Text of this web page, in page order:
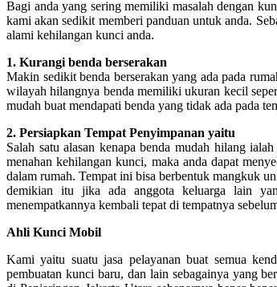
Bagi anda yang sering memiliki masalah dengan
kami akan sedikit memberi panduan untuk anda.
alami kehilangan kunci anda.
1. Kurangi benda berserakan
Makin sedikit benda berserakan yang ada pada
wilayah hilangnya benda memiliki ukuran kecil
mudah buat mendapati benda yang tidak ada pada
2. Persiapkan Tempat Penyimpanan yaitu
Salah satu alasan kenapa benda mudah hilang
menahan kehilangan kunci, maka anda dapat
dalam rumah. Tempat ini bisa berbentuk mangkuk
demikian itu jika ada anggota keluarga lain
menempatkannya kembali tepat di tempatnya
Ahli Kunci Mobil
Kami yaitu suatu jasa pelayanan buat semua
pembuatan kunci baru, dan lain sebagainya yang